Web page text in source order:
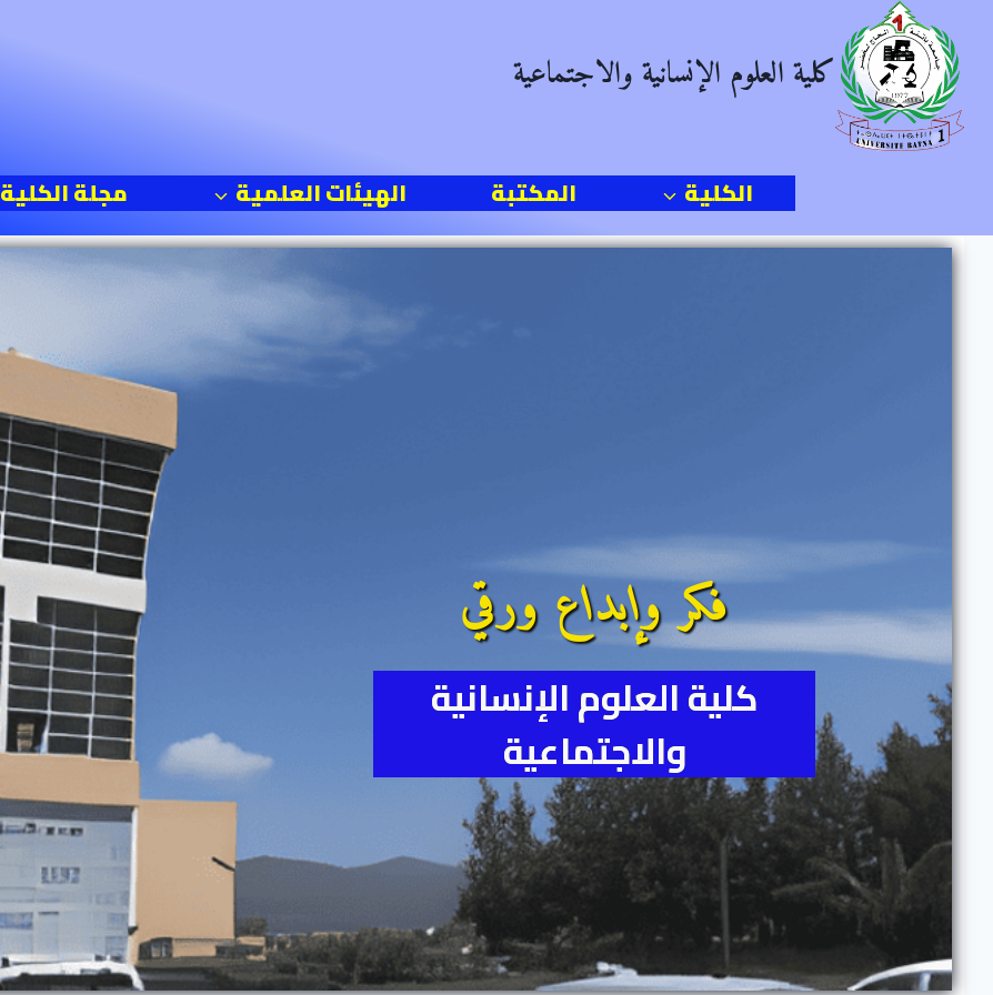
content
كلية العلوم الإنسانية والاجتماعية
الكلية المكتبة الهيئات العلمية مجلة الكلية
فكر وإبداع ورقي
كلية العلوم الإنسانية
والاجتماعية